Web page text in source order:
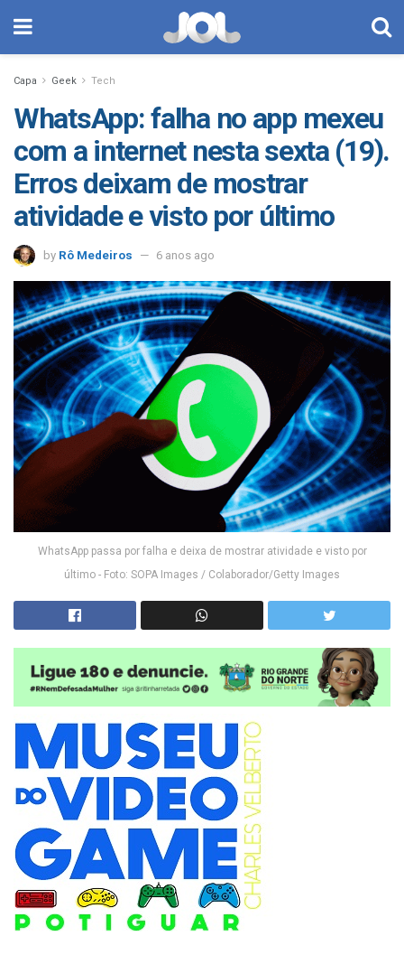
Capa Geek Tech
WhatsApp: falha no app mexeu
com a internet nesta sexta (19).
Erros deixam de mostrar
atividade e visto por último
by Rô Medeiros 6 anos ago
WhatsApp passa por falha e deixa de mostrar atividade e visto por
último - Foto: SOPA Images / Colaborador/Getty Images